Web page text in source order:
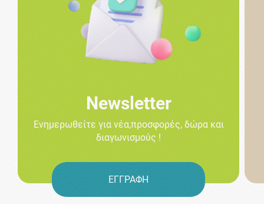
Newsletter
Ενημερωθείτε για νέα,προσφορές, δώρα και
διαγωνισμούς !
ΕΓΓΡΑΦΗ